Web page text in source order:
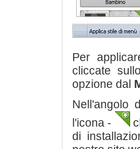
Per
cliccate
opzione dal
Nell'angolo
l'icona -
di